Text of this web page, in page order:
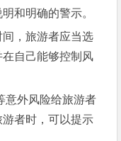
和明确的警示。
，旅游者应当选
自己能够控制风
外风险给旅游者
者时，可以提示